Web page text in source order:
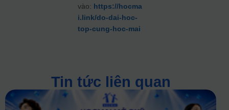
vào: https://hocma
i.link/do-dai-hoc-
top-cung-hoc-mai
Tin tức liên quan